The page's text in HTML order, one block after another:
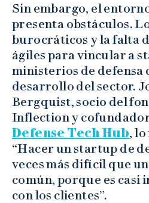
Sin embargo, el
presenta obstáculos.
burocráticos y la falta
ágiles para vincular a
ministerios de defensa
desarrollo del sector.
Bergquist, socio del
Inflection y
Defense Tech Hub,
“Hacer un startup de
veces más difícil que
común, porque es casi
con los clientes”.